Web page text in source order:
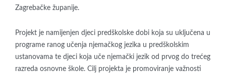
Zagrebačke županije.
Projekt je namijenjen djeci predškolske dobi koja su uključena u
programe ranog učenja njemačkog jezika u predškolskim
ustanovama te djeci koja uče njemački jezik od prvog do trećeg
razreda osnovne škole. Cilj projekta je promoviranje važnosti